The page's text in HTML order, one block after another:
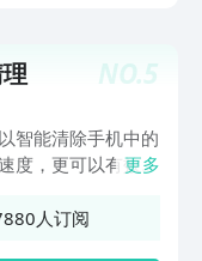
，保护手机号码安
免费号码标记查
码误标记的烦恼。
机上的图片、视频
片、视频误删。
NO.5
智能清除手机中的
度，更可以有效管
间，还支持清理聊
更多
人订阅